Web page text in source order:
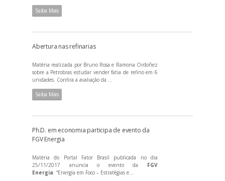
Saiba Mais
Abertura nas refinarias
Matéria realizada por Bruno Rosa e Ramona Ordoñez
sobre a Petrobras estudar vender fatia de refino em 6
unidades. Confira a avaliação da ...
Saiba Mais
Ph.D. em economia participa de evento da
FGV Energia
Matéria do Portal Fator Brasil publicada no dia
25/11/2017 anuncia o evento da FGV
Energia: “Energia em Foco – Estratégias e...